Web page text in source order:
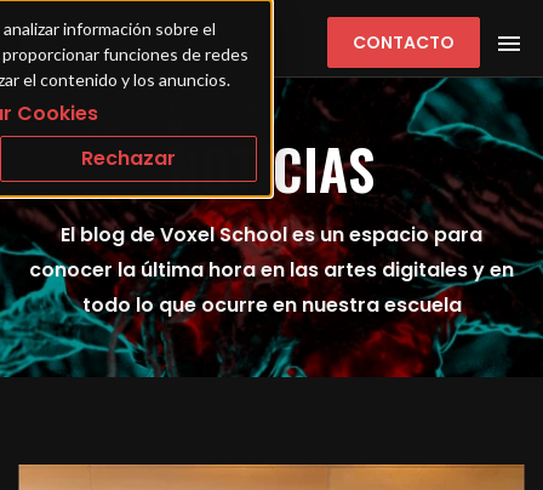
información sobre el
funciones de redes
el contenido y los anuncios.
Cookies
Rechazar
CONTACTO
NOTICIAS
El blog de Voxel School es un espacio para
conocer la última hora en las artes digitales y en
todo lo que ocurre en nuestra escuela